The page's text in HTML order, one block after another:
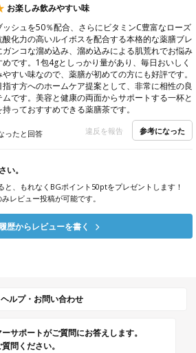
お楽しみ飲みやすい味
ッシュを50％配合、さらにビタミンC豊富なローズ
酸化力の高いルイボスを配合する本格的な薬膳ブレ
ガンコな溜め込み、溜め込みによる肌荒れでお悩み
です。1包4gとしっかり量があり、毎日おいしく
すい味なので、薬膳が初めての方にも好評です。
す方へのホームケア提案として、非常に相性の良
ムです。美容と健康の両面からサポートする一杯と
っておすすめできる薬膳茶です。
ったと回答 違反を報告 参考になった
い。
、もれなくBGポイント50ptをプレゼントします！
レビュー投稿が可能です。
歴からレビューを書く
ヘルプ・お問い合わせ
サポートがご質問にお答えします。
問ください。